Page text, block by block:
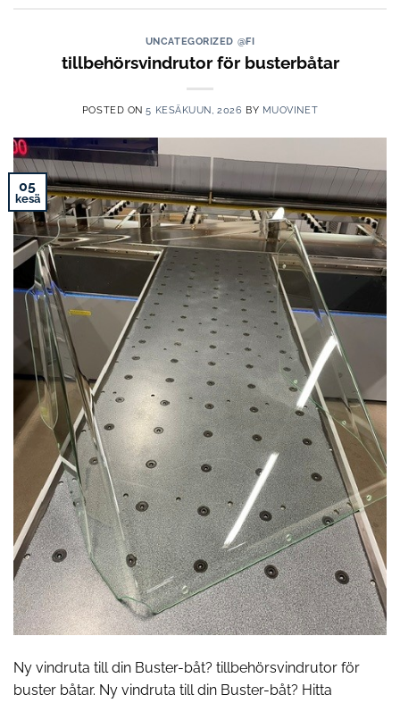
UNCATEGORIZED @FI
tillbehörsvindrutor för busterbåtar
POSTED ON5 KESÄKUUN, 2026 BY MUOVINET
05
kesä
Ny vindruta till din Buster-båt? tillbehörsvindrutor för
buster båtar. Ny vindruta till din Buster-båt? Hitta